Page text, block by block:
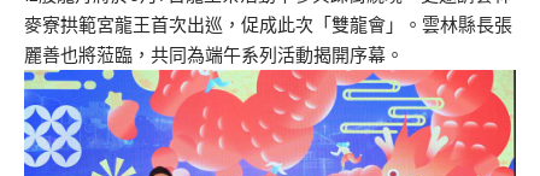
麥寮拱範宮龍王首次出巡，促成此次「雙龍會」。雲林縣長張
麗善也將蒞臨，共同為端午系列活動揭開序幕。